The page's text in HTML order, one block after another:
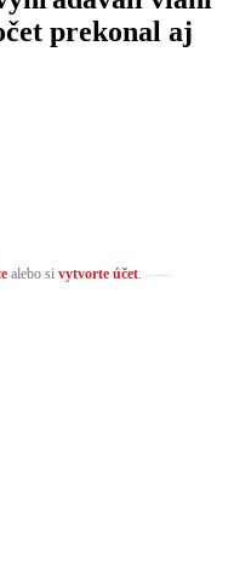
prekonal aj
alebo si vytvorte účet.